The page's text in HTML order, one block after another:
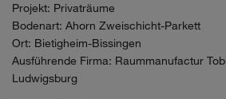
Projekt: Privaträume
Bodenart: Ahorn Zweischicht-Parkett
Ort: Bietigheim-Bissingen
Ausführende Firma: Raummanufactur
Ludwigsburg